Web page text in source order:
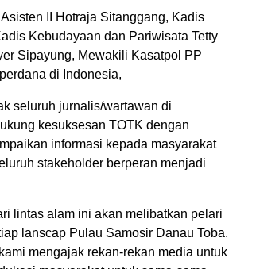
II Hotraja Sitanggang, Kadis
Kebudayaan dan Pariwisata Tetty
Sipayung, Mewakili Kasatpol PP
di Indonesia,
seluruh jurnalis/wartawan di
kesuksesan TOTK dengan
informasi kepada masyarakat
stakeholder berperan menjadi
lintas alam ini akan melibatkan pelari
lanscap Pulau Samosir Danau Toba.
mengajak rekan-rekan media untuk